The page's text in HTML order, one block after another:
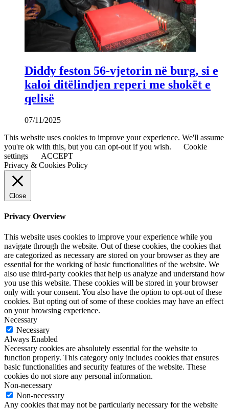
Diddy feston 56-vjetorin në burg, si e
kaloi ditëlindjen reperi me shokët e
qelisë
07/11/2025
This website uses cookies to improve your experience. We'll assume
you're ok with this, but you can opt-out if you wish.
Cookie
settings
ACCEPT
Privacy & Cookies Policy
Close
Privacy Overview
This website uses cookies to improve your experience while you
navigate through the website. Out of these cookies, the cookies that
are categorized as necessary are stored on your browser as they are
essential for the working of basic functionalities of the website. We
also use third-party cookies that help us analyze and understand how
you use this website. These cookies will be stored in your browser
only with your consent. You also have the option to opt-out of these
cookies. But opting out of some of these cookies may have an effect
on your browsing experience.
Necessary
Necessary
Always Enabled
Necessary cookies are absolutely essential for the website to
function properly. This category only includes cookies that ensures
basic functionalities and security features of the website. These
cookies do not store any personal information.
Non-necessary
Non-necessary
Any cookies that may not be particularly necessary for the website